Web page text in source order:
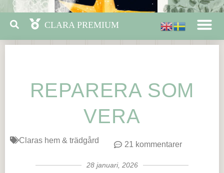
REPARERA SOM
VERA
Claras hem & trädgård 21 kommentarer
28 januari, 2026